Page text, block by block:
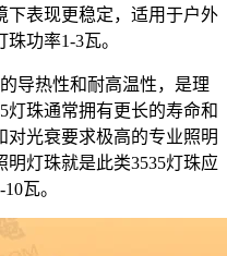
下表现更稳定，适用于户外
功率1-3瓦。
导热性和耐高温性，是理
灯珠通常拥有更长的寿命和
对光衰要求极高的专业照明
灯珠就是此类3535灯珠应
瓦。